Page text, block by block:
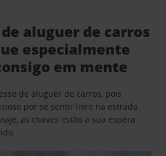
aluguer de carros
especialmente
em mente
de aluguer de carros, pois
por se sentir livre na estrada.
as chaves estão à sua espera